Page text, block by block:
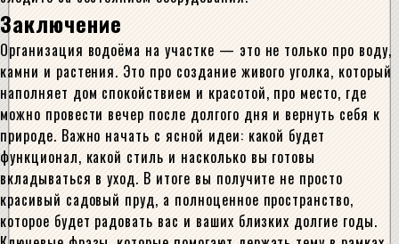
Заключение
Организация водоёма на участке — это не только про воду,
камни и растения. Это про создание живого уголка, который
наполняет дом спокойствием и красотой, про место, где
можно провести вечер после долгого дня и вернуть себя к
природе. Важно начать с ясной идеи: какой будет
функционал, какой стиль и насколько вы готовы
вкладываться в уход. В итоге вы получите не просто
красивый садовый пруд, а полноценное пространство,
которое будет радовать вас и ваших близких долгие годы.